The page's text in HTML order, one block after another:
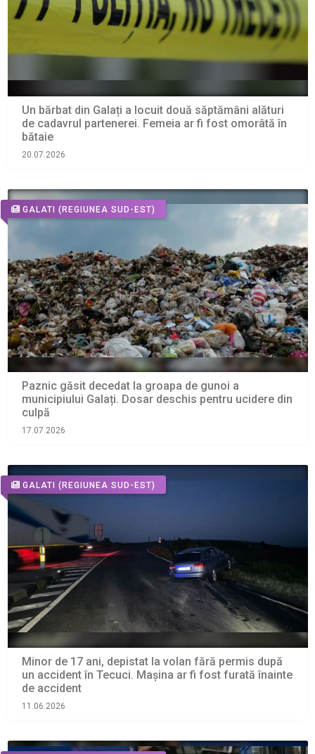
Un bărbat din Galați a locuit două săptămâni alături
de cadavrul partenerei. Femeia ar fi fost omorâtă în
bătaie
20.07.2026
GALATI (REGIUNEA SUD-EST)
Paznic găsit decedat la groapa de gunoi a
municipiului Galați. Dosar deschis pentru ucidere din
culpă
17.07.2026
GALATI (REGIUNEA SUD-EST)
Minor de 17 ani, depistat la volan fără permis după
un accident în Tecuci. Maşina ar fi fost furată înainte
de accident
11.06.2026